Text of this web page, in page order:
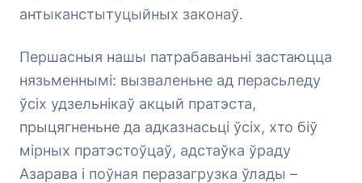
антыканстытуцыйных законаў.
Першасныя нашы патрабаваньні застаюцца
нязьменнымі: вызваленьне ад перасьледу
ўсіх удзельнікаў акцый пратэста,
прыцягненьне да адказнасьці ўсіх, хто біў
мірных пратэстоўцаў, адстаўка ўраду
Азарава і поўная перазагрузка ўлады –